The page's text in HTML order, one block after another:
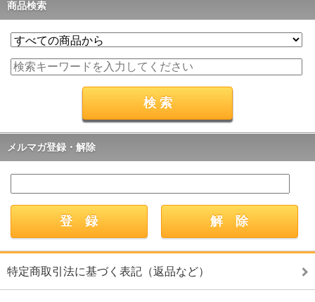
商品検索
メルマガ登録・解除
特定商取引法に基づく表記（返品など）